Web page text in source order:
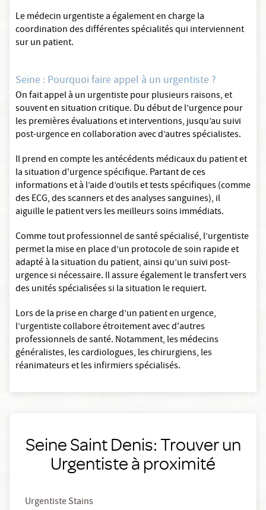
Le médecin urgentiste a également en charge la
coordination des différentes spécialités qui interviennent
sur un patient.
Seine : Pourquoi faire appel à un urgentiste ?
On fait appel à un urgentiste pour plusieurs raisons, et
souvent en situation critique. Du début de l’urgence pour
les premières évaluations et interventions, jusqu’au suivi
post-urgence en collaboration avec d’autres spécialistes.
Il prend en compte les antécédents médicaux du patient et
la situation d'urgence spécifique. Partant de ces
informations et à l’aide d’outils et tests spécifiques (comme
des ECG, des scanners et des analyses sanguines), il
aiguille le patient vers les meilleurs soins immédiats.
Comme tout professionnel de santé spécialisé, l’urgentiste
permet la mise en place d’un protocole de soin rapide et
adapté à la situation du patient, ainsi qu’un suivi post-
urgence si nécessaire. Il assure également le transfert vers
des unités spécialisées si la situation le requiert.
Lors de la prise en charge d’un patient en urgence,
l’urgentiste collabore étroitement avec d'autres
professionnels de santé. Notamment, les médecins
généralistes, les cardiologues, les chirurgiens, les
réanimateurs et les infirmiers spécialisés.
Seine Saint Denis: Trouver un
Urgentiste à proximité
Urgentiste Stains